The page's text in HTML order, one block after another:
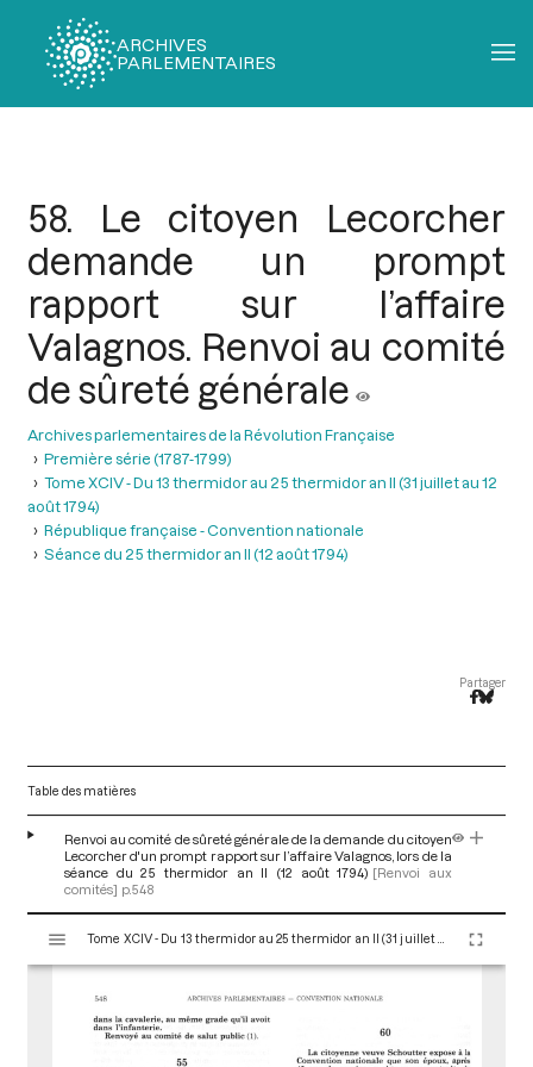
ARCHIVES
PARLEMENTAIRES
58. Le citoyen Lecorcher
demande un prompt
rapport sur l’affaire
Valagnos. Renvoi au comité
de sûreté générale
Archives parlementaires de la Révolution Française
Première série (1787-1799)
Tome XCIV - Du 13 thermidor au 25 thermidor an II (31 juillet au 12
août 1794)
République française - Convention nationale
Séance du 25 thermidor an II (12 août 1794)
Partager
Table des matières
Renvoi au comité de sûreté générale de la demande du citoyen
Lecorcher d'un prompt rapport sur l’affaire Valagnos, lors de la
séance du 25 thermidor an II (12 août 1794) [Renvoi aux
comités] p.548
s